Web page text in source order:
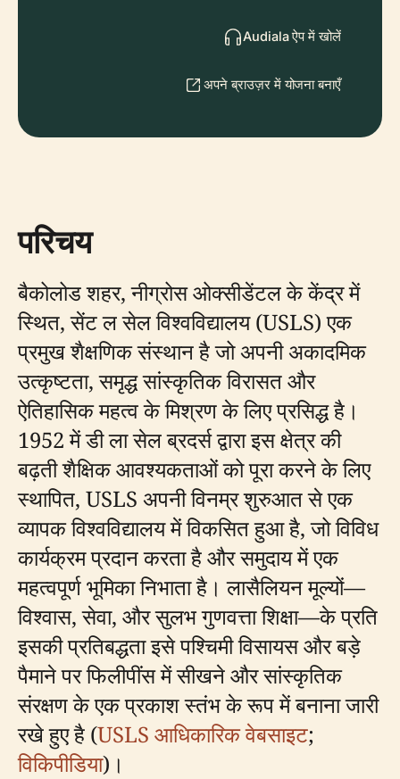
Audiala ऐप में खोलें
अपने ब्राउज़र में योजना बनाएँ
परिचय
बैकोलोड शहर, नीग्रोस ओक्सीडेंटल के केंद्र में
स्थित, सेंट ल सेल विश्वविद्यालय (USLS) एक
प्रमुख शैक्षणिक संस्थान है जो अपनी अकादमिक
उत्कृष्टता, समृद्ध सांस्कृतिक विरासत और
ऐतिहासिक महत्व के मिश्रण के लिए प्रसिद्ध है।
1952 में डी ला सेल ब्रदर्स द्वारा इस क्षेत्र की
बढ़ती शैक्षिक आवश्यकताओं को पूरा करने के लिए
स्थापित, USLS अपनी विनम्र शुरुआत से एक
व्यापक विश्वविद्यालय में विकसित हुआ है, जो विविध
कार्यक्रम प्रदान करता है और समुदाय में एक
महत्वपूर्ण भूमिका निभाता है। लासैलियन मूल्यों—
विश्वास, सेवा, और सुलभ गुणवत्ता शिक्षा—के प्रति
इसकी प्रतिबद्धता इसे पश्चिमी विसायस और बड़े
पैमाने पर फिलीपींस में सीखने और सांस्कृतिक
संरक्षण के एक प्रकाश स्तंभ के रूप में बनाना जारी
रखे हुए है (USLS आधिकारिक वेबसाइट;
विकिपीडिया)।